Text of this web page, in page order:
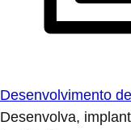
Desenvolvimento
Desenvolva,